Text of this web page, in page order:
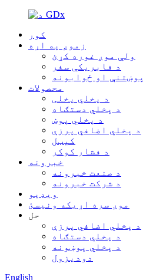
کور
زموږ په اړه
ولې موږ غوره کړئ
د فابریکې سفر
پوښتنې او ځوابونه
محصولات
د پخلي پخلی
د پخلي دستګاه
د پخلي پوښ
د پخلي اضافي پرزې
کیټل
د فشار کوکر
خبرونه
د صنعت خبرونه
د شرکت خبرونه
ویډیو
موږ سره اړیکه ونیسئ
حل
د پخلي اضافي پرزې
د پخلي دستګاه
د پخلي پوښونه
دودیزول
English